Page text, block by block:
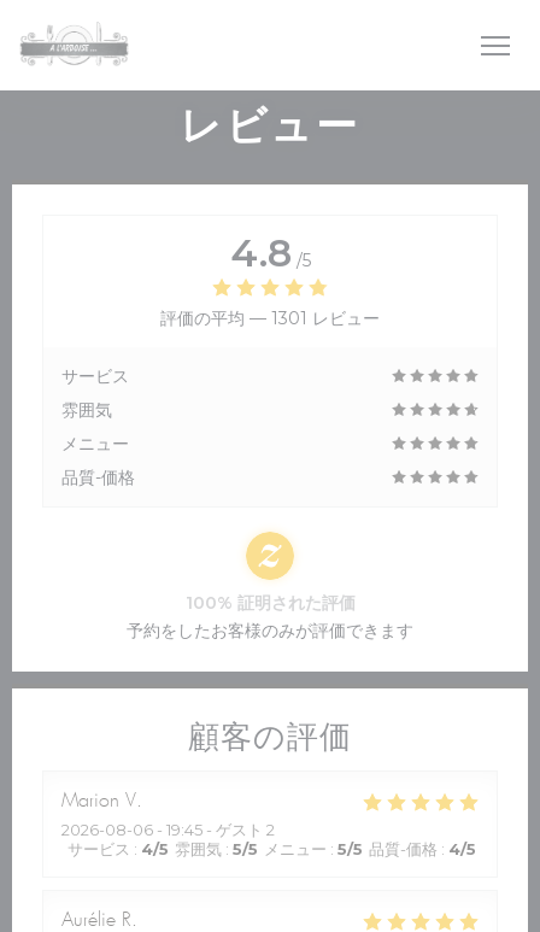
レビュー
顧客の評価
Marion V
2026-08-06 - 19:45 - ゲスト 2
サービス : 4/5 雰囲気 : 5/5 メニュー : 5/5 品質-価格 : 4/5
Aurélie R
4.8 /5
評価の平均 — 1301 レビュー
サービス
雰囲気
メニュー
品質-価格
100% 証明された評価
予約をしたお客様のみが評価できます